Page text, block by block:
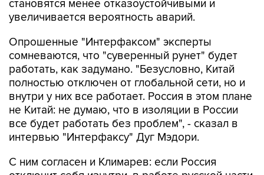
Опрошенные "Интерфаксом" эксперты
работать, как задумано. "Безусловно, Китай
полностью отключен от глобальной сети, но и
внутри у них все работает. Россия в этом плане
не Китай: не думаю, что в изоляции в России
все будет работать без проблем", - сказал в
интервью "Интерфаксу" Дуг Мэдори.
С ним согласен и Климарев: если Россия
интернета могут возникнуть перебои.